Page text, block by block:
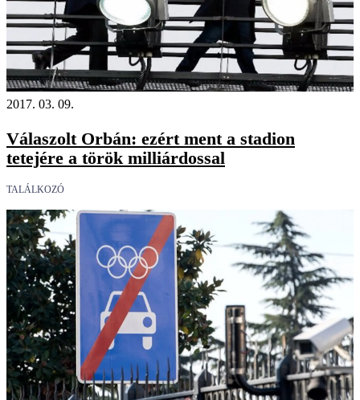
2017. 03. 09.
Válaszolt Orbán: ezért ment a stadion
tetejére a török milliárdossal
TALÁLKOZÓ